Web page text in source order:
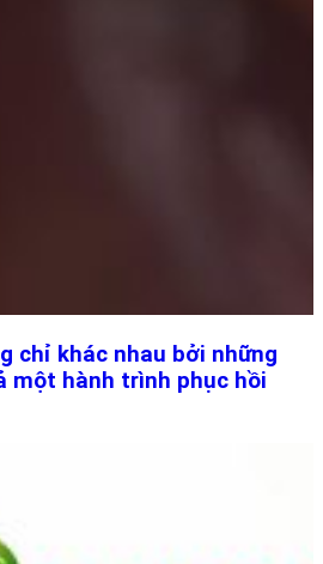
chỉ khác nhau bởi những
một hành trình phục hồi